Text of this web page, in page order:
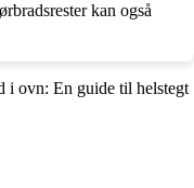
kan også
i ovn: En guide til helstegt